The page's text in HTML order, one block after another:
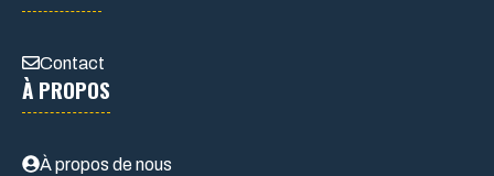
Contact
À PROPOS
À propos de nous